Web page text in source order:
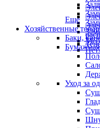
Еще
Хозяйственные
Баки,
Уход за